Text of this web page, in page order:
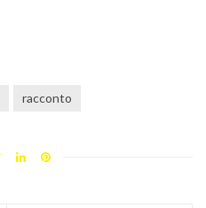
racconto